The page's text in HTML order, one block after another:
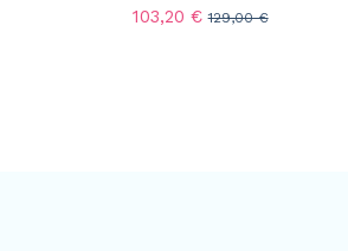
103,20 €129,00 €